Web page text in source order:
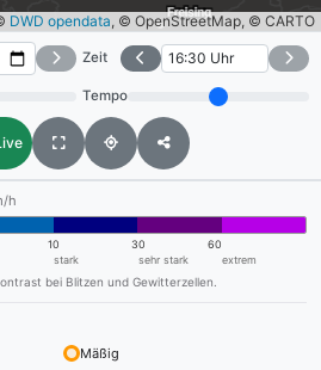
DWD opendata, © OpenStreetMap, © CARTO
Zeit
Tempo
h
10 30
60
stark sehr stark extrem
bei Blitzen und Gewitterzellen.
Mäßig